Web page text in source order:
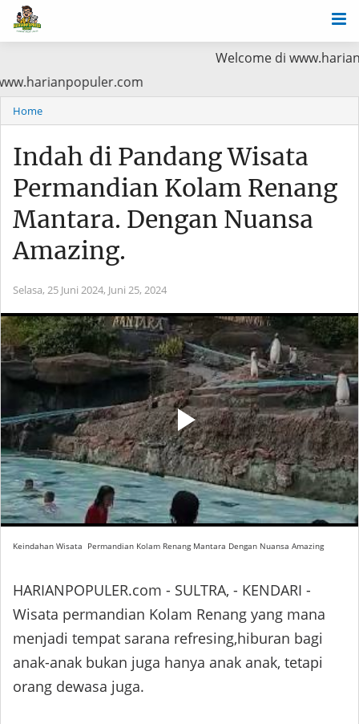
Welcome di
Baca di www.harianpopuler.com
Home
Indah di Pandang Wisata
Permandian Kolam Renang
Mantara. Dengan Nuansa
Amazing.
Selasa, 25 Juni 2024, Juni 25, 2024
Keindahan Wisata Permandian Kolam Renang Mantara Dengan Nuansa Amazing
HARIANPOPULER.com - SULTRA, - KENDARI -
Wisata permandian Kolam Renang yang mana
menjadi tempat sarana refresing,hiburan bagi
anak-anak bukan juga hanya anak anak, tetapi
orang dewasa juga.